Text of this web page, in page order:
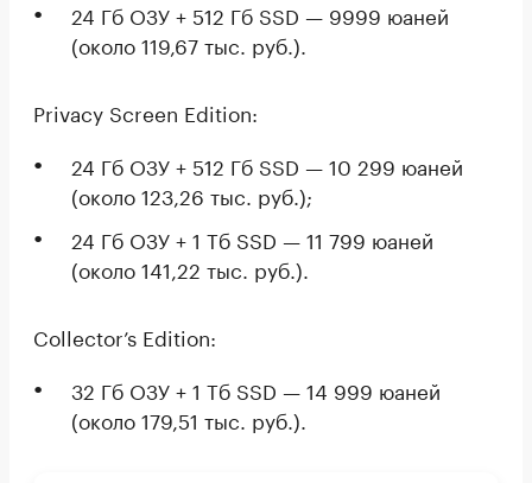
24 Гб ОЗУ + 512 Гб SSD — 9999 юаней
(около 119,67 тыс. руб.).
Privacy Screen Edition:
24 Гб ОЗУ + 512 Гб SSD — 10 299 юаней
(около 123,26 тыс. руб.);
24 Гб ОЗУ + 1 Тб SSD — 11 799 юаней
(около 141,22 тыс. руб.).
Collector’s Edition:
32 Гб ОЗУ + 1 Тб SSD — 14 999 юаней
(около 179,51 тыс. руб.).